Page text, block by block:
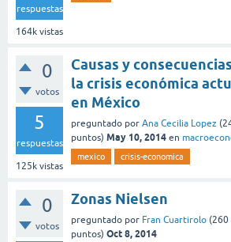
respuestas
164k vistas
0
votos
5
respuestas
125k vistas
Causas y
la crisis económica
en México
preguntado por Ana Cecilia Lopez (
puntos) May 10, 2014 en
mexico crisis-economica
0
votos
Zonas Nielsen
preguntado por Fran Cuartirolo (260
puntos) Oct 8, 2014